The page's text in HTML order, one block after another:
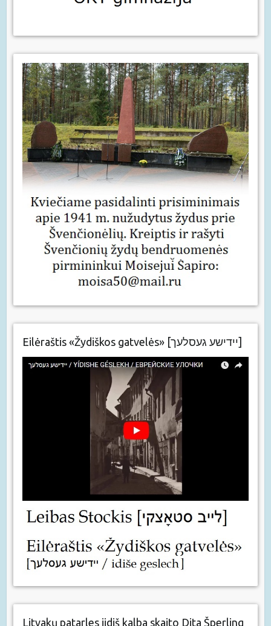
Eilėraštis «Žydiškos gatvelės» [יידישע געסלעך]
Litvakų patarles jidiš kalba skaito Dita Šperling